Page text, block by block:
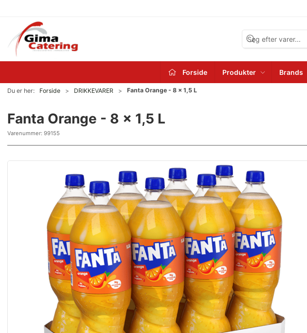
Forside Produkter Brands
Du er her: Forside DRIKKEVARER Fanta Orange - 8 x 1,5 L
Fanta Orange - 8 x 1,5 L
Varenummer: 99155